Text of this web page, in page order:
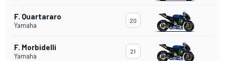
F. Quartararo
Yamaha
20
F. Morbidelli
Yamaha
21